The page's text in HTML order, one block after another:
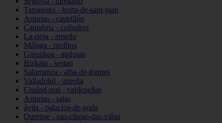
Tarragona - horta-de-sant-joan
Asturias - castrillón
Cantabria - colindres
La-rioja - arnedo
Málaga - mollina
Gipuzkoa - andoain
Bizkaia - sestao
Salamanca - alba-de-tormes
Valladolid - urueña
Ciudad-real - valdepeñas
Asturias - salas
ávila - palacios-de-goda
Ourense - san-cibrao-das-viñas